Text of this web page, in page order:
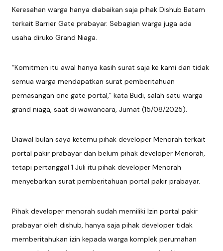
Keresahan warga hanya diabaikan saja pihak Dishub Batam
terkait Barrier Gate prabayar. Sebagian warga juga ada
usaha diruko Grand Niaga.
“Komitmen itu awal hanya kasih surat saja ke kami dan tidak
semua warga mendapatkan surat pemberitahuan
pemasangan one gate portal,” kata Budi, salah satu warga
grand niaga, saat di wawancara, Jumat (15/08/2025).
Diawal bulan saya ketemu pihak developer Menorah terkait
portal pakir prabayar dan belum pihak developer Menorah,
tetapi pertanggal 1 Juli itu pihak developer Menorah
menyebarkan surat pemberitahuan portal pakir prabayar.
Pihak developer menorah sudah memiliki Izin portal pakir
prabayar oleh dishub, hanya saja pihak developer tidak
memberitahukan izin kepada warga komplek perumahan